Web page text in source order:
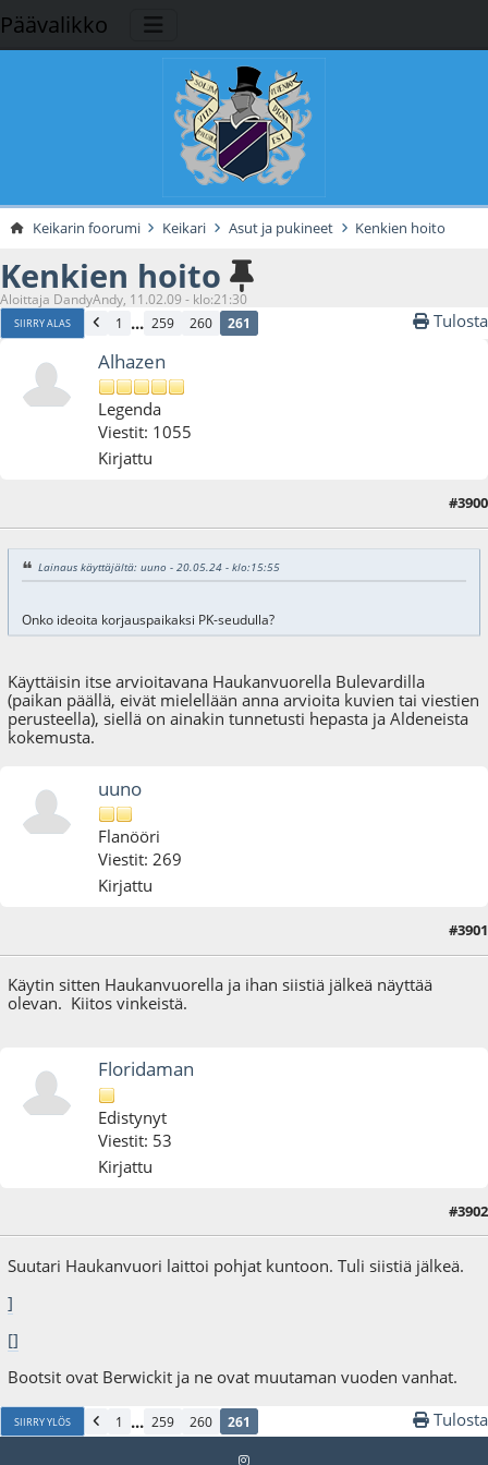
Päävalikko
Keikarin foorumi Keikari Asut ja pukineet Kenkien hoito
Kenkien hoito
Aloittaja DandyAndy, 11.02.09 - klo:21:30
SIIRRY ALAS 1 ... 259 260 261 Tulosta
Alhazen
Legenda
Viestit: 1055
Kirjattu
#3900
Lainaus käyttäjältä: uuno - 20.05.24 - klo:15:55
Onko ideoita korjauspaikaksi PK-seudulla?
Käyttäisin itse arvioitavana Haukanvuorella Bulevardilla
(paikan päällä, eivät mielellään anna arvioita kuvien tai viestien
perusteella), siellä on ainakin tunnetusti hepasta ja Aldeneista
kokemusta.
uuno
Flanööri
Viestit: 269
Kirjattu
#3901
Käytin sitten Haukanvuorella ja ihan siistiä jälkeä näyttää
olevan. Kiitos vinkeistä.
Floridaman
Edistynyt
Viestit: 53
Kirjattu
: 02.06.25 - klo:12:35 käyttäjältä Floridaman
#3902
Suutari Haukanvuori laittoi pohjat kuntoon. Tuli siistiä jälkeä.
]
[]
Bootsit ovat Berwickit ja ne ovat muutaman vuoden vanhat.
SIIRRY YLÖS 1 ... 259 260 261 Tulosta